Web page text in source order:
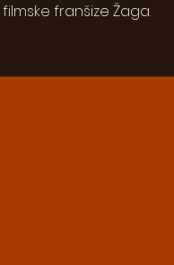
franšize Žaga.